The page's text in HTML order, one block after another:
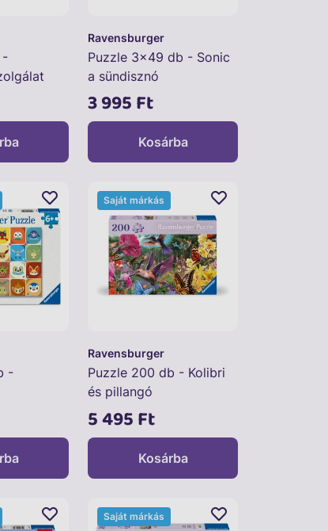
-
Ravensburger
Puzzle 3x49 db - Sonic
a sündisznó
3 995 Ft
Kosárba
-
Ravensburger
Puzzle 200 db - Kolibri
és pillangó
5 495 Ft
Saját márkás
Kosárba
Saját márkás